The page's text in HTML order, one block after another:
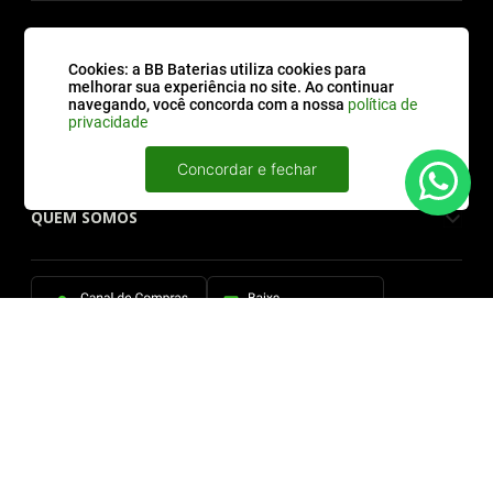
Cookies: a BB Baterias utiliza cookies para
melhorar sua experiência no site. Ao continuar
navegando, você concorda com a nossa política de
privacidade
Concordar e fechar
ATENDIMENTO
QUEM SOMOS